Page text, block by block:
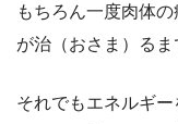
もちろん一度肉体
が治（おさま）るま
それでもエネルギ